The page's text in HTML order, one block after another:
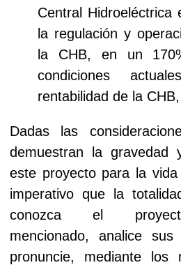
Central Hidroeléctrica
la regulación y
la CHB, en un
condiciones
rentabilidad de la
Dadas las
demuestran la gravedad
este proyecto para la
imperativo que la
conozca el
mencionado, analice
pronuncie, mediante los